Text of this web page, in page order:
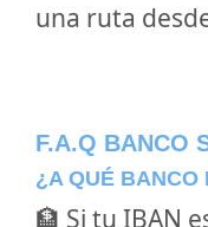
una ruta
F.A.Q BANCO
¿A QUÉ BANCO
🏦 Si tu IBAN